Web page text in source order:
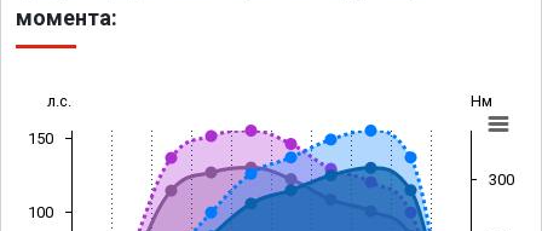
момента:
л.с. Нм
100
150
300